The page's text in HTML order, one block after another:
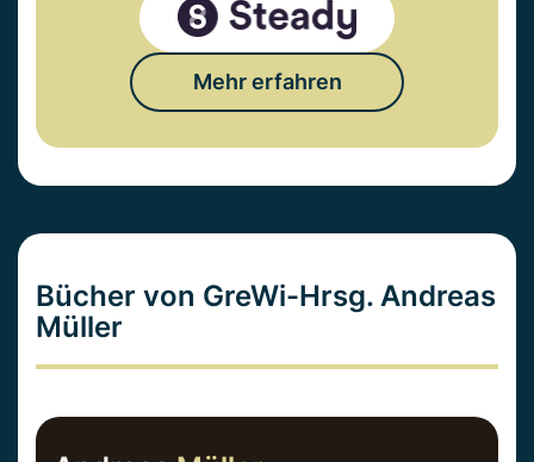
Mehr erfahren
Bücher von GreWi-Hrsg. Andreas
Müller